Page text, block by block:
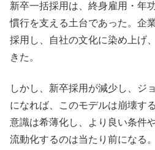
新卒一括採用は、終身雇用・年
慣行を支える土台であった。企
採用し、自社の文化に染め上げ
きた。
しかし、新卒採用が減少し、ジ
になれば、このモデルは崩壊す
意識は希薄化し、より良い条件
流動化するのは当たり前になる